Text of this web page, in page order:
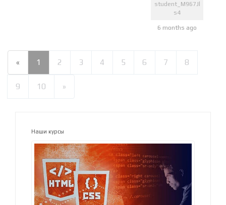
student_M967Jl
s4
6 months ago
« 1 2 3 4 5 6 7 8
9 10 »
Наши курсы